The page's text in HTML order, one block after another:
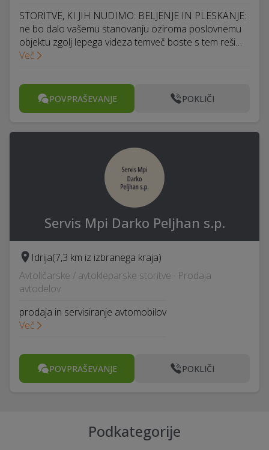
STORITVE, KI JIH NUDIMO: BELJENJE IN PLESKANJE:
ne bo dalo vašemu stanovanju oziroma poslovnemu
objektu zgolj lepega videza temveč boste s tem reši…
Več
POVPRAŠEVANJE POKLIČI
Servis Mpi Darko Peljhan s.p.
Idrija(7,3 km iz izbranega kraja)
Avtoličarske / avtokleparske storitve · Prodaja
avtodelov
prodaja in servisiranje avtomobilov
Več
POVPRAŠEVANJE POKLIČI
Podkategorije